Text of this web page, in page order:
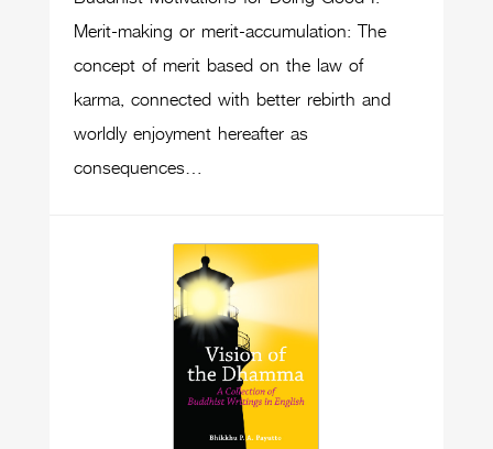
Merit-making or merit-accumulation: The
concept of merit based on the law of
karma, connected with better rebirth and
worldly enjoyment hereafter as
consequences…